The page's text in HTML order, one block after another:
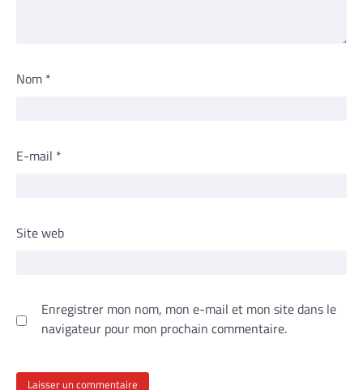
Nom *
E-mail *
Site web
Enregistrer mon nom, mon e-mail et mon site dans le
navigateur pour mon prochain commentaire.